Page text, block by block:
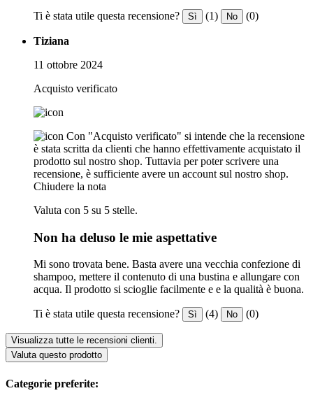
Ti è stata utile questa recensione? Sì (1) No (0)
Tiziana
11 ottobre 2024
Acquisto verificato
Con "Acquisto verificato" si intende che la recensione
è stata scritta da clienti che hanno effettivamente acquistato il
prodotto sul nostro shop. Tuttavia per poter scrivere una
recensione, è sufficiente avere un account sul nostro shop.
Chiudere la nota
Valuta con 5 su 5 stelle.
Non ha deluso le mie aspettative
Mi sono trovata bene. Basta avere una vecchia confezione di
shampoo, mettere il contenuto di una bustina e allungare con
acqua. Il prodotto si scioglie facilmente e e la qualità è buona.
Ti è stata utile questa recensione? Sì (4) No (0)
Visualizza tutte le recensioni clienti.
Valuta questo prodotto
Categorie preferite: